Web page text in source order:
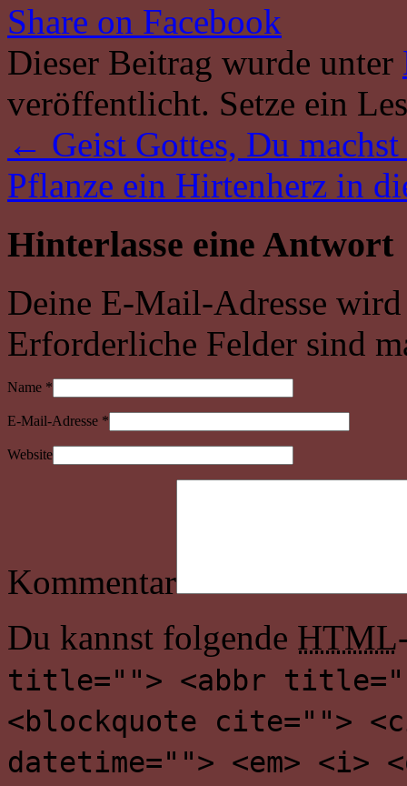
Share on Facebook
Dieser Beitrag wurde unter
veröffentlicht. Setze ein
← Geist Gottes, Du
Pflanze ein Hirtenherz in
Hinterlasse eine Antwort
Deine E-Mail-Adresse
Erforderliche Felder sind
Name *
E-Mail-Adresse *
Website
Kommentar
Du kannst folgende HTML
title=""> <abbr
<blockquote cite="">
datetime=""> <em>